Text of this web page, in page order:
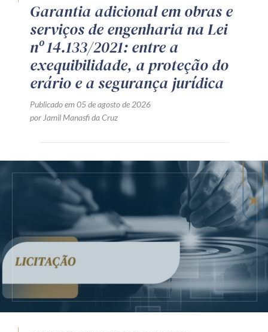
Garantia adicional em obras e
serviços de engenharia na Lei
nº 14.133/2021: entre a
exequibilidade, a proteção do
erário e a segurança jurídica
Publicado em 05 de agosto de 2026
por Jamil Manasfi da Cruz